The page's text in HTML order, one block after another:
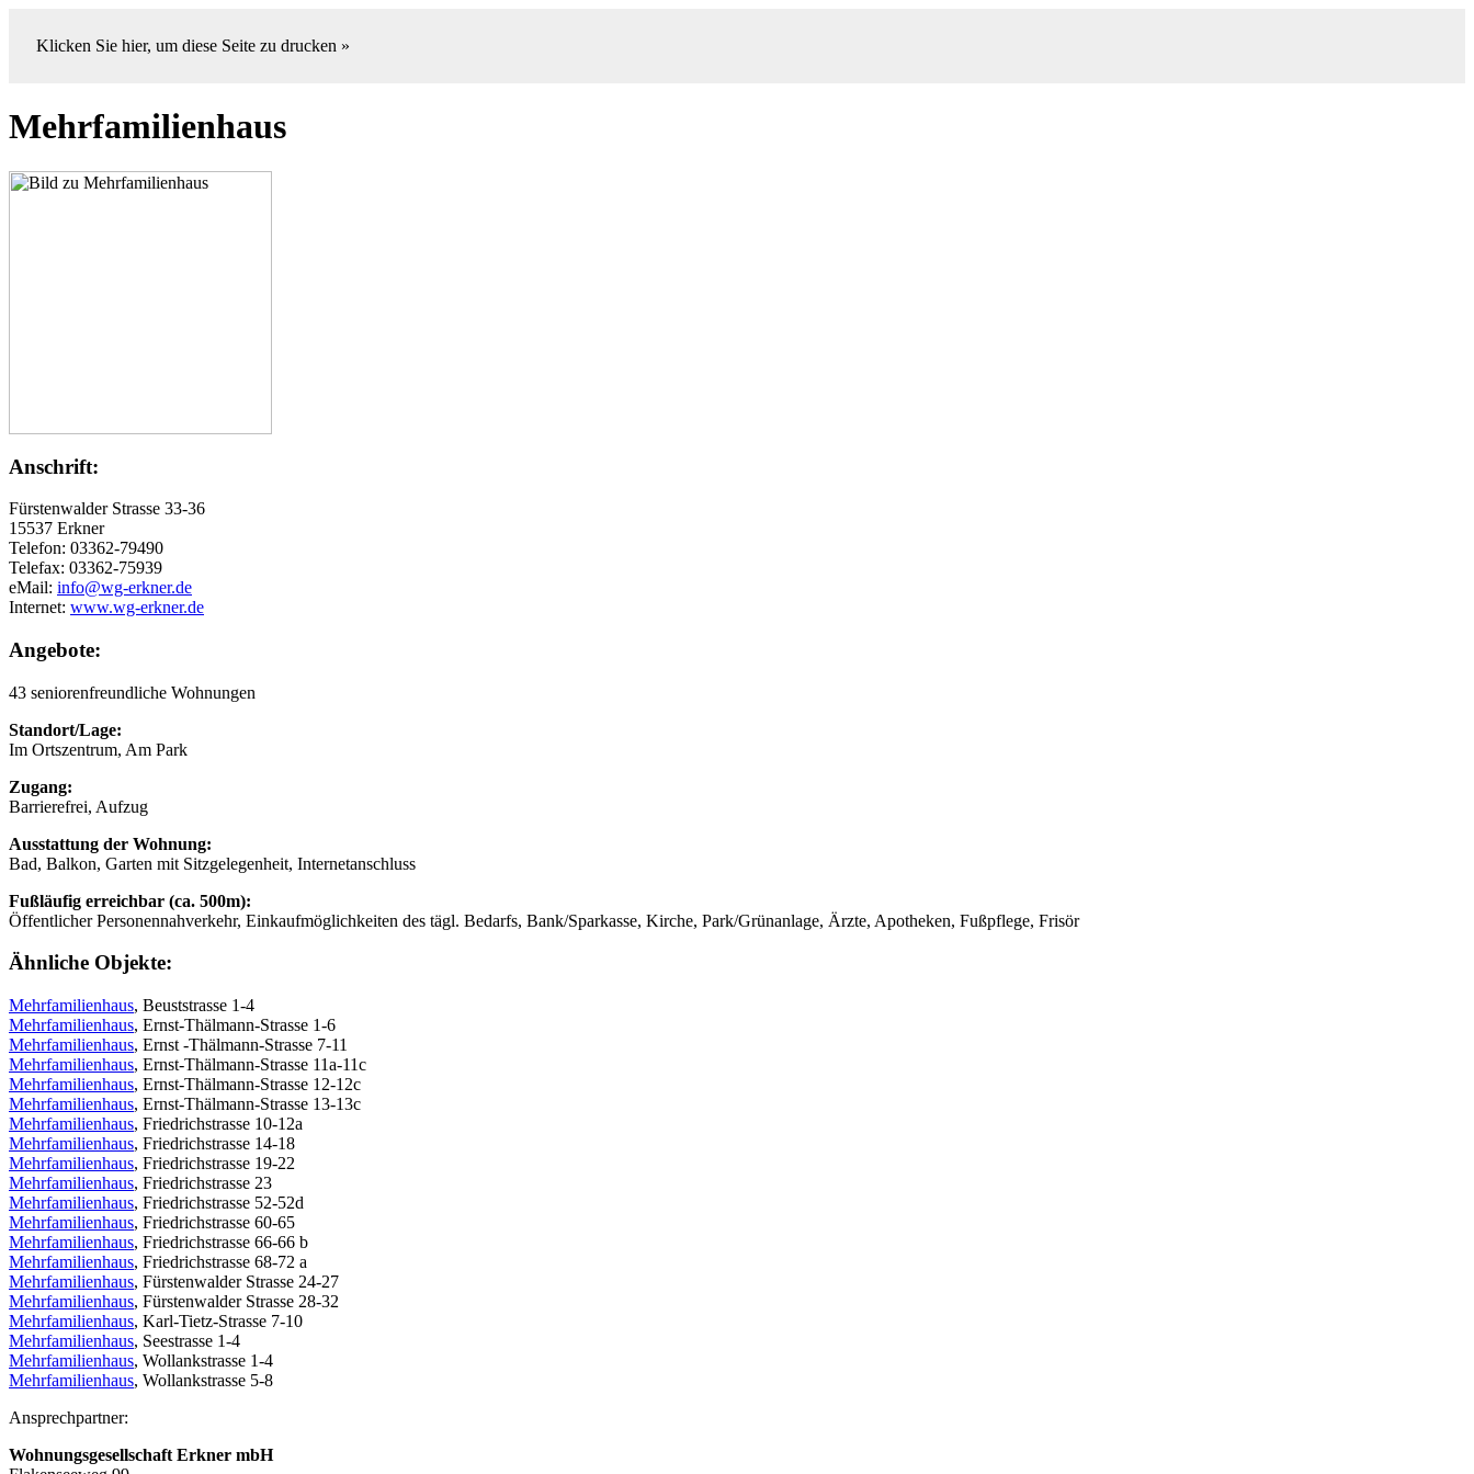
Klicken Sie hier, um diese Seite zu drucken »
Mehrfamilienhaus
Anschrift:
Fürstenwalder Strasse 33-36
15537 Erkner
Telefon: 03362-79490
Telefax: 03362-75939
eMail: info@wg-erkner.de
Internet: www.wg-erkner.de
Angebote:
43 seniorenfreundliche Wohnungen
Standort/Lage:
Im Ortszentrum, Am Park
Zugang:
Barrierefrei, Aufzug
Ausstattung der Wohnung:
Bad, Balkon, Garten mit Sitzgelegenheit, Internetanschluss
Fußläufig erreichbar (ca. 500m):
Öffentlicher Personennahverkehr, Einkaufmöglichkeiten des tägl. Bedarfs, Bank/Sparkasse, Kirche, Park/Grünanlage, Ärzte, Apotheken, Fußpflege, Frisör
Ähnliche Objekte:
Mehrfamilienhaus, Beuststrasse 1-4
Mehrfamilienhaus, Ernst-Thälmann-Strasse 1-6
Mehrfamilienhaus, Ernst -Thälmann-Strasse 7-11
Mehrfamilienhaus, Ernst-Thälmann-Strasse 11a-11c
Mehrfamilienhaus, Ernst-Thälmann-Strasse 12-12c
Mehrfamilienhaus, Ernst-Thälmann-Strasse 13-13c
Mehrfamilienhaus, Friedrichstrasse 10-12a
Mehrfamilienhaus, Friedrichstrasse 14-18
Mehrfamilienhaus, Friedrichstrasse 19-22
Mehrfamilienhaus, Friedrichstrasse 23
Mehrfamilienhaus, Friedrichstrasse 52-52d
Mehrfamilienhaus, Friedrichstrasse 60-65
Mehrfamilienhaus, Friedrichstrasse 66-66 b
Mehrfamilienhaus, Friedrichstrasse 68-72 a
Mehrfamilienhaus, Fürstenwalder Strasse 24-27
Mehrfamilienhaus, Fürstenwalder Strasse 28-32
Mehrfamilienhaus, Karl-Tietz-Strasse 7-10
Mehrfamilienhaus, Seestrasse 1-4
Mehrfamilienhaus, Wollankstrasse 1-4
Mehrfamilienhaus, Wollankstrasse 5-8
Ansprechpartner:
Wohnungsgesellschaft Erkner mbH